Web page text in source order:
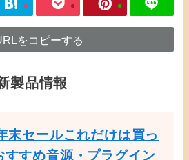
をコピーする
製品情報
末セールこれだけは買っ
すすめ音源・プラグイン